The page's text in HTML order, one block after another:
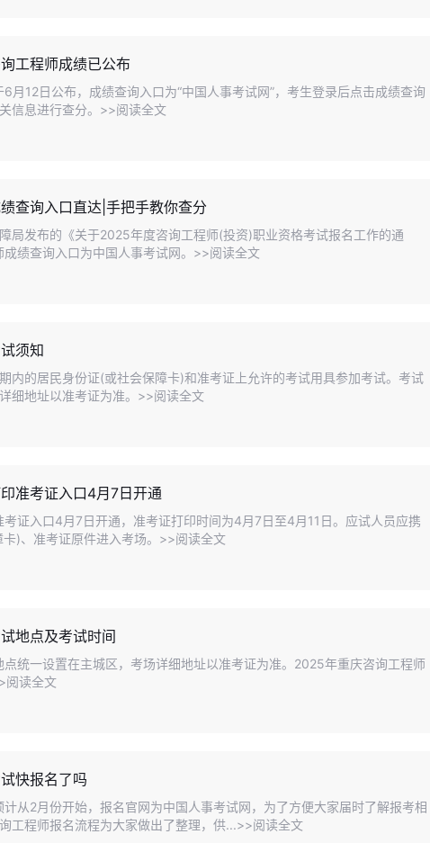
工程师成绩已公布
月12日公布，成绩查询入口为“中国人事考试网”，考生登录后点击成绩查询
信息进行查分。>>阅读全文
查询入口直达|手把手教你查分
局发布的《关于2025年度咨询工程师(投资)职业资格考试报名工作的通
绩查询入口为中国人事考试网。>>阅读全文
须知
内的居民身份证(或社会保障卡)和准考证上允许的考试用具参加考试。考试
细地址以准考证为准。>>阅读全文
准考证入口4月7日开通
证入口4月7日开通，准考证打印时间为4月7日至4月11日。应试人员应携
)、准考证原件进入考场。>>阅读全文
地点及考试时间
统一设置在主城区，考场详细地址以准考证为准。2025年重庆咨询工程师
阅读全文
快报名了吗
从2月份开始，报名官网为中国人事考试网，为了方便大家届时了解报考相
工程师报名流程为大家做出了整理，供...>>阅读全文